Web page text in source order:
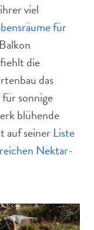
viel
für
die
das
sonnige
blühende
auf seinerListe
Nektar-